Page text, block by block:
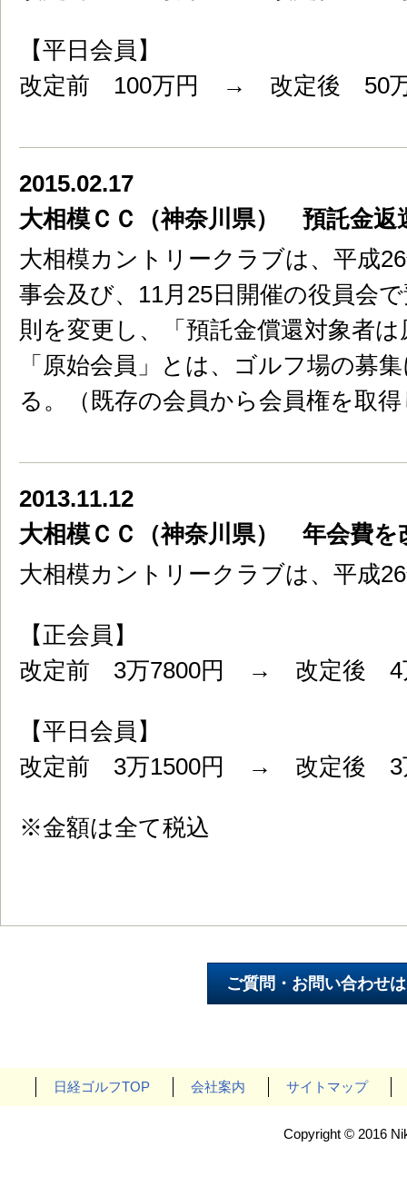
【平日会員】
改定前 100万円 → 改定後 50
2015.02.17
大相模ＣＣ（神奈川県） 預託金返
大相模カントリークラブは、平成
事会及び、11月25日開催の役員会
則を変更し、「預託金償還対象者
「原始会員」とは、ゴルフ場の募
る。（既存の会員から会員権を取
2013.11.12
大相模ＣＣ（神奈川県） 年会費を
大相模カントリークラブは、平成
【正会員】
改定前 3万7800円 → 改定後 4
【平日会員】
改定前 3万1500円 → 改定後 3
※金額は全て税込
日経ゴルフTOP 会社案内 サイトマップ
Copyright © 2016